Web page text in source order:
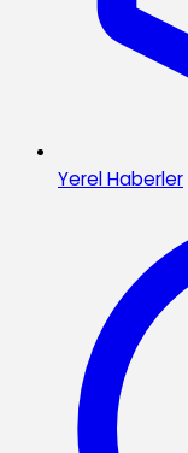
Yerel Haberler